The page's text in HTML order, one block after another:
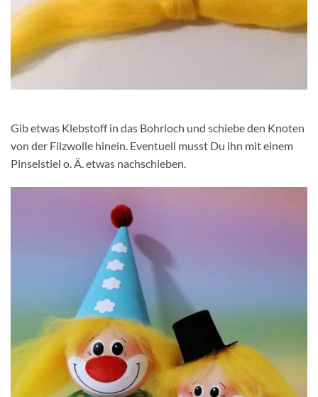
Gib etwas Klebstoff in das Bohrloch und schiebe den Knoten
von der Filzwolle hinein. Eventuell musst Du ihn mit einem
Pinselstiel o. Ä. etwas nachschieben.